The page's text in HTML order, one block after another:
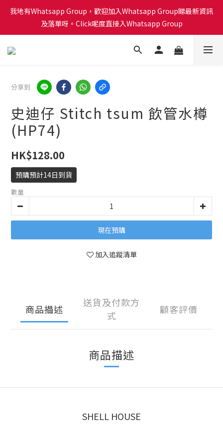
會員積分計劃已啟動！每買 $1蚊可以得1分換禮品喔！Click呢度睇
下有咩換購！🎁🎄
我地有Whatsapp Group，歡迎加入Whatsapp Group睇最新資訊
及落單呀。Click呢度直接入Whatsapp Group
會員積分計劃已啟動！每買 $1蚊可以得1分換禮品喔！Click呢度睇
分享到
史迪仔 Stitch tsum 飲管水樽
(HP74)
HK$128.00
預購預計14日到貨
數量
現在預購
加入追蹤清單
商品描述
送貨及付款方
式
顧客評價
商品描述
SHELL HOUSE